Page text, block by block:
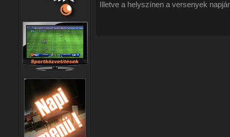
Illetve a helyszínen a versenyek